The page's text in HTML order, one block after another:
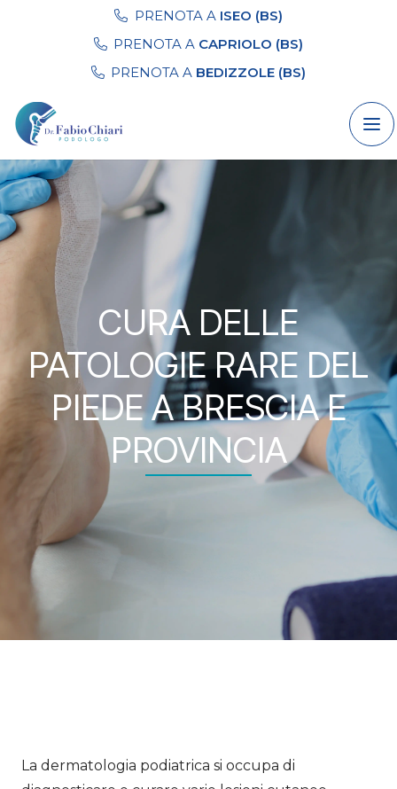
PRENOTA A ISEO (BS)
PRENOTA A CAPRIOLO (BS)
PRENOTA A BEDIZZOLE (BS)
CURA DELLE
PATOLOGIE RARE DEL
PIEDE A BRESCIA E
PROVINCIA
La dermatologia podiatrica si occupa di